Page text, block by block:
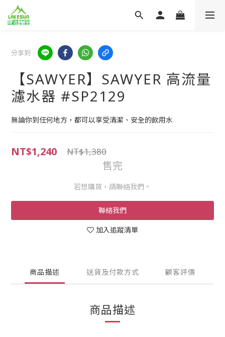
分享到
【SAWYER】SAWYER 高流量
濾水器 #SP2129
無論你到任何地方，都可以享受清潔、安全的飲用水
NT$1,240 NT$1,380
售完
若想購買，請聯絡我們。
聯絡我們
加入追蹤清單
商品描述 送貨及付款方式 顧客評價
商品描述